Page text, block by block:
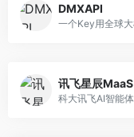
DMXAPI
讯飞星辰MaaS